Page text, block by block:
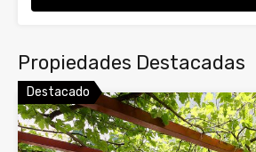
Propiedades Destacadas
Destacado